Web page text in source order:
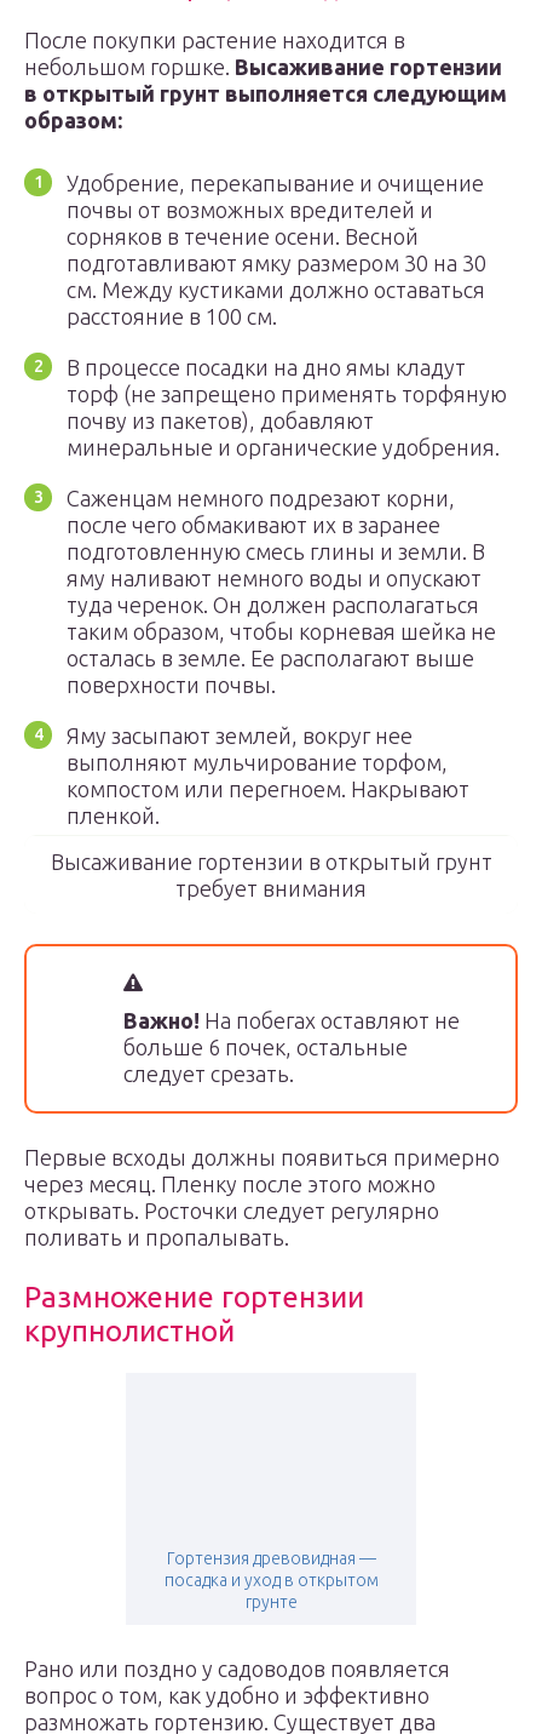
После покупки растение находится в
небольшом горшке. Высаживание гортензии
в открытый грунт выполняется следующим
образом:
Удобрение, перекапывание и очищение
почвы от возможных вредителей и
сорняков в течение осени. Весной
подготавливают ямку размером 30 на 30
см. Между кустиками должно оставаться
расстояние в 100 см.
В процессе посадки на дно ямы кладут
торф (не запрещено применять торфяную
почву из пакетов), добавляют
минеральные и органические удобрения.
Саженцам немного подрезают корни,
после чего обмакивают их в заранее
подготовленную смесь глины и земли. В
яму наливают немного воды и опускают
туда черенок. Он должен располагаться
таким образом, чтобы корневая шейка не
осталась в земле. Ее располагают выше
поверхности почвы.
Яму засыпают землей, вокруг нее
выполняют мульчирование торфом,
компостом или перегноем. Накрывают
пленкой.
Высаживание гортензии в открытый грунт
требует внимания
Важно! На побегах оставляют не
больше 6 почек, остальные
следует срезать.
Первые всходы должны появиться примерно
через месяц. Пленку после этого можно
открывать. Росточки следует регулярно
поливать и пропалывать.
Размножение гортензии
крупнолистной
Гортензия древовидная —
посадка и уход в открытом
грунте
Рано или поздно у садоводов появляется
вопрос о том, как удобно и эффективно
размножать гортензию. Существует два